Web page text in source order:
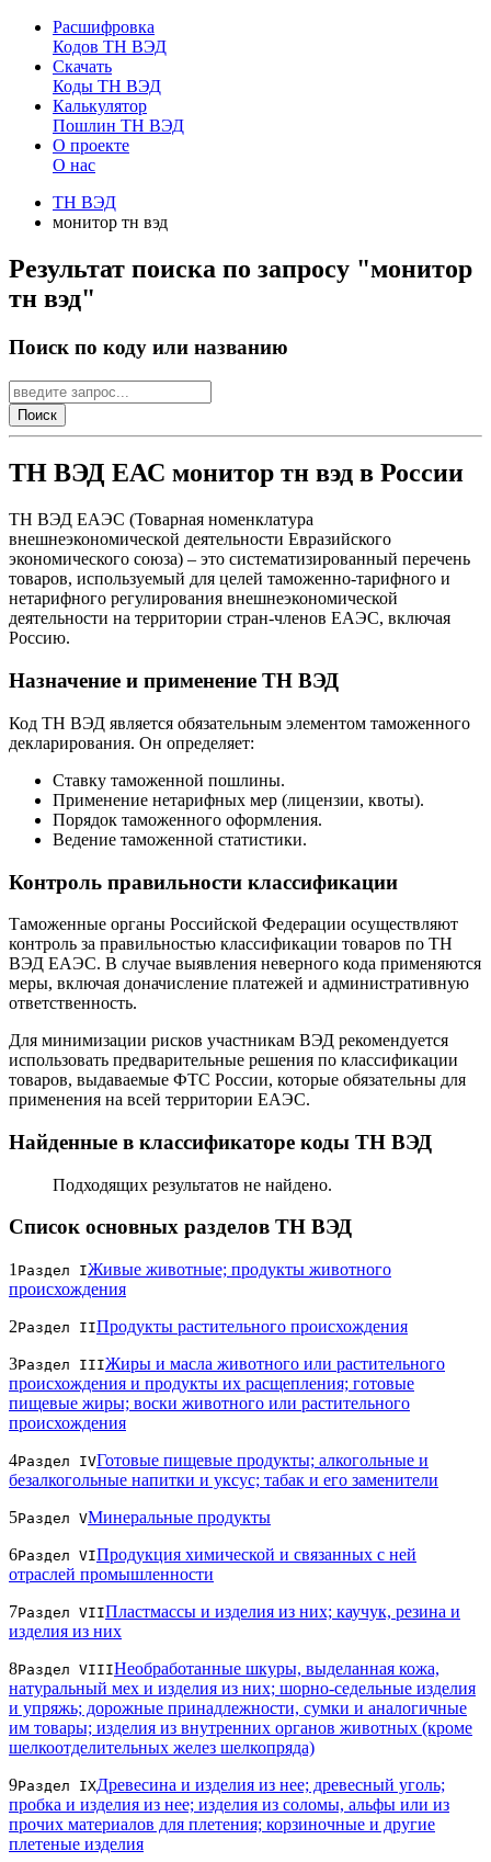
Расшифровка
Кодов ТН ВЭД
Скачать
Коды ТН ВЭД
Калькулятор
Пошлин ТН ВЭД
О проекте
О нас
ТН ВЭД
монитор тн вэд
Результат поиска по запросу "монитор
тн вэд"
Поиск по коду или названию
Поиск
ТН ВЭД ЕАС монитор тн вэд в России
ТН ВЭД ЕАЭС (Товарная номенклатура
внешнеэкономической деятельности Евразийского
экономического союза) – это систематизированный перечень
товаров, используемый для целей таможенно-тарифного и
нетарифного регулирования внешнеэкономической
деятельности на территории стран-членов ЕАЭС, включая
Россию.
Назначение и применение ТН ВЭД
Код ТН ВЭД является обязательным элементом таможенного
декларирования. Он определяет:
Ставку таможенной пошлины.
Применение нетарифных мер (лицензии, квоты).
Порядок таможенного оформления.
Ведение таможенной статистики.
Контроль правильности классификации
Таможенные органы Российской Федерации осуществляют
контроль за правильностью классификации товаров по ТН
ВЭД ЕАЭС. В случае выявления неверного кода применяются
меры, включая доначисление платежей и административную
ответственность.
Для минимизации рисков участникам ВЭД рекомендуется
использовать предварительные решения по классификации
товаров, выдаваемые ФТС России, которые обязательны для
применения на всей территории ЕАЭС.
Найденные в классификаторе коды ТН ВЭД
Подходящих результатов не найдено.
Список основных разделов ТН ВЭД
1 Раздел IЖивые животные; продукты животного
происхождения
2Раздел IIПродукты растительного происхождения
3Раздел IIIЖиры и масла животного или растительного
происхождения и продукты их расщепления; готовые
пищевые жиры; воски животного или растительного
происхождения
4Раздел IVГотовые пищевые продукты; алкогольные и
безалкогольные напитки и уксус; табак и его заменители
5Раздел VМинеральные продукты
6Раздел VIПродукция химической и связанных с ней
отраслей промышленности
7Раздел VIIПластмассы и изделия из них; каучук, резина и
изделия из них
8Раздел VIIIНеобработанные шкуры, выделанная кожа,
натуральный мех и изделия из них; шорно-седельные изделия
и упряжь; дорожные принадлежности, сумки и аналогичные
им товары; изделия из внутренних органов животных (кроме
шелкоотделительных желез шелкопряда)
9Раздел IXДревесина и изделия из нее; древесный уголь;
пробка и изделия из нее; изделия из соломы, альфы или из
прочих материалов для плетения; корзиночные и другие
плетеные изделия